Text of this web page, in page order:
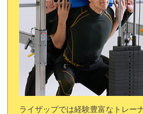
ライザップでは経験豊富なトレー